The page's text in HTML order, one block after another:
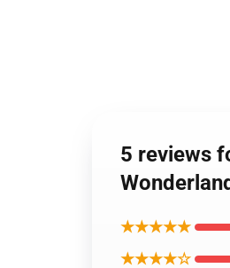
5 reviews
★★★★★
★★★★☆